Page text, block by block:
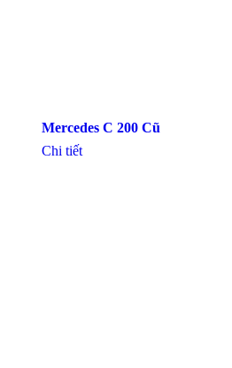
Mercedes C 200 Cũ
Chi tiết